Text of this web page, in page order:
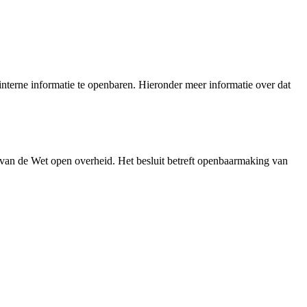
informatie te openbaren. Hieronder meer informatie over dat
de Wet open overheid. Het besluit betreft openbaarmaking van